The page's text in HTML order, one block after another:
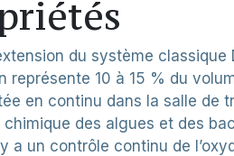
du système classique
représente 10 à 15 % du
en continu dans la salle de
chimique des algues et des
a un contrôle continu de